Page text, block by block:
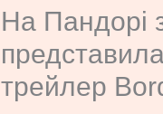
На Пандорі
трейлер